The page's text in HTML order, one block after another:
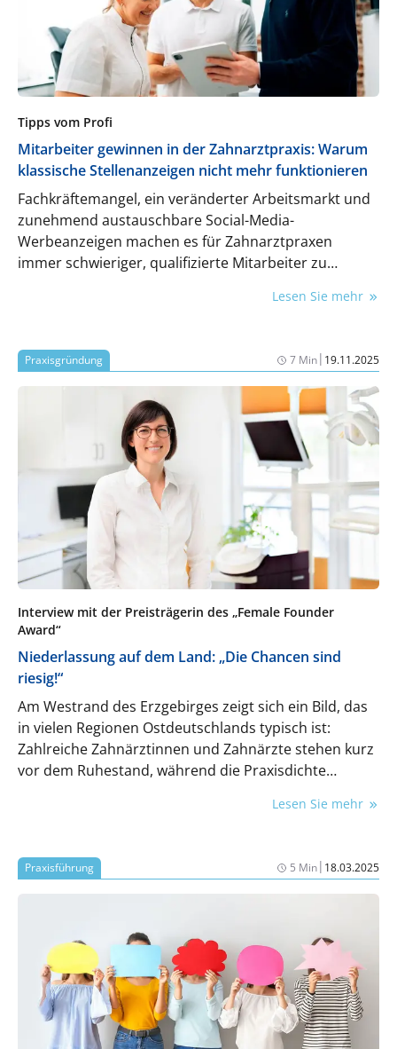
skalierbare Lösungen effizient und modern
umsetzt.
Tipps vom Profi
Mitarbeiter gewinnen in der Zahnarztpraxis: Warum
klassische Stellenanzeigen nicht mehr funktionieren
Fachkräftemangel, ein veränderter Arbeitsmarkt und
zunehmend austauschbare Social-Media-
Werbeanzeigen machen es für Zahnarztpraxen
immer schwieriger, qualifizierte Mitarbeiter zu
zeigt, warum die traditionellen Wege nicht mehr
Employer-Branding-Ansatz nachhaltig mehr Bewerber
gewinnen.
Lesen Sie mehr
Praxisgründung 7 Min| 19.11.2025
Interview mit der Preisträgerin des „Female Founder
Award“
Niederlassung auf dem Land: „Die Chancen sind
riesig!“
Am Westrand des Erzgebirges zeigt sich ein Bild, das
in vielen Regionen Ostdeutschlands typisch ist:
Zahlreiche Zahnärztinnen und Zahnärzte stehen kurz
vor dem Ruhestand, während die Praxisdichte
Mauritz war genau das eine Chance. Sie entschied
und hat dort eine moderne Praxis für
Familienzahnheilkunde aufgebaut – mit besonderen
Schwerpunkten in der Kinder- und
Lesen Sie mehr
Praxisführung 5 Min| 18.03.2025